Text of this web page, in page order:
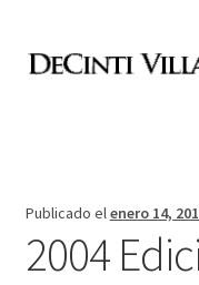
aal
V
Publicado elenero 14,
2004